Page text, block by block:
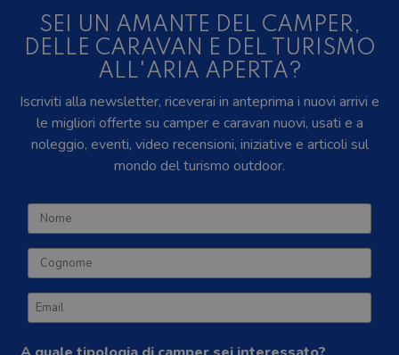
SEI UN AMANTE DEL CAMPER,
DELLE CARAVAN E DEL TURISMO
ALL'ARIA APERTA?
Iscriviti alla newsletter, riceverai in anteprima i nuovi arrivi e
le migliori offerte su camper e caravan nuovi, usati e a
noleggio, eventi, video recensioni, iniziative e articoli sul
mondo del turismo outdoor.